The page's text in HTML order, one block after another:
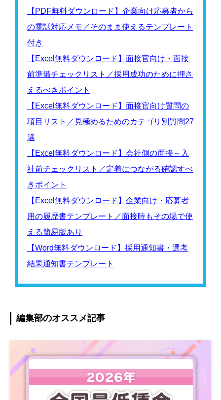
【PDF無料ダウンロード】企業向け応募者から
の電話対応メモ／そのまま使えるテンプレート
付き
【Excel無料ダウンロード】面接官向け・面接
前準備チェックリスト／採用成功のために押さ
えるべきポイント
【Excel無料ダウンロード】面接官向け質問の
項目リスト／見極めるためのカテゴリ別質問27
選
【Excel無料ダウンロード】会社側の面接～入
社前チェックリスト／定着につながる確認すべ
きポイント
【Excel無料ダウンロード】企業向け・応募者
用の履歴書テンプレート／面接時もその場で使
える簡易版あり
【Word無料ダウンロード】採用通知書・選考
結果通知書テンプレート
編集部のオススメ記事